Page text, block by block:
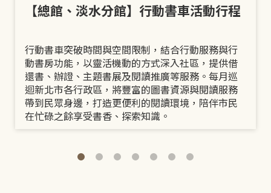
【總館、淡水分館】行動書車活動行程
行動書車突破時間與空間限制，結合行動服務與行
動書房功能，以靈活機動的方式深入社區，提供借
還書、辦證、主題書展及閱讀推廣等服務。每月巡
迴新北市各行政區，將豐富的圖書資源與閱讀服務
帶到民眾身邊，打造更便利的閱讀環境，陪伴市民
在忙碌之餘享受書香、探索知識。